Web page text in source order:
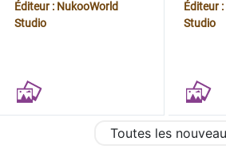
Éditeur : NukooWorld
Studio
Éditeur
Studio
Toutes les